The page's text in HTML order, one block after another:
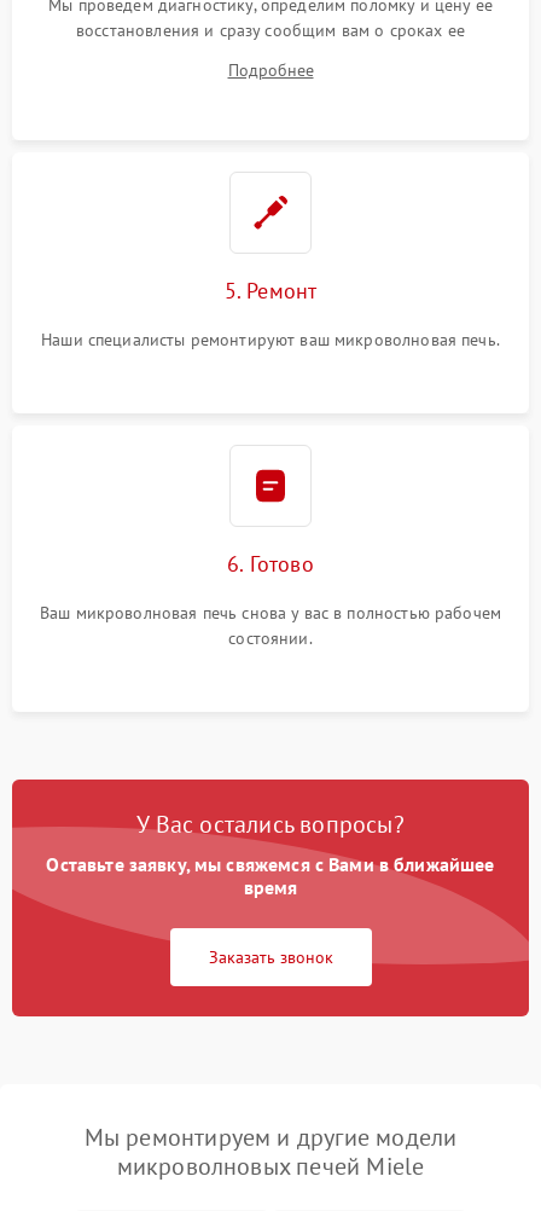
Мы проведем диагностику, определим поломку и цену ее
восстановления и сразу сообщим вам о сроках ее
Подробнее
5. Ремонт
Наши специалисты ремонтируют ваш микроволновая печь.
6. Готово
Ваш микроволновая печь снова у вас в полностью рабочем
состоянии.
У Вас остались вопросы?
Оставьте заявку, мы свяжемся с Вами в ближайшее
время
Заказать звонок
Мы ремонтируем и другие модели
микроволновых печей Miele